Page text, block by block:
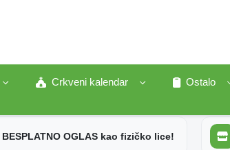
Crkveni kalendar
Ostalo
OGLAS kao fizičko lice!